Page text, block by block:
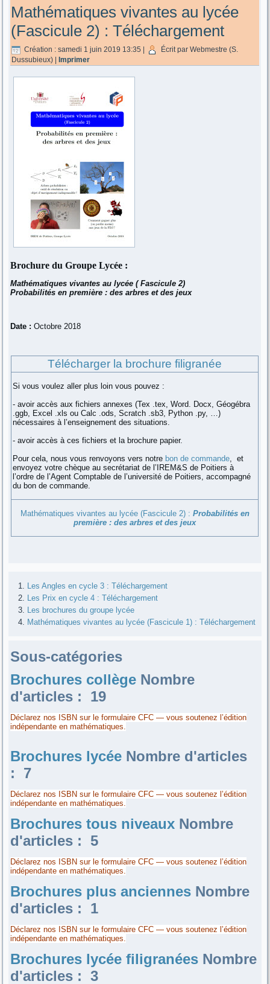
Mathématiques vivantes au lycée
(Fascicule 2) : Téléchargement
Création : samedi 1 juin 2019 13:35 |
Écrit par Webmestre (S.
Dussubieux) |Imprimer
Brochure du Groupe Lycée :
Mathématiques vivantes au lycée ( Fascicule 2)
Probabilités en première : des arbres et des jeux
Date :Octobre 2018
Télécharger la brochure filigranée
Si vous voulez aller plus loin vous pouvez :
- avoir accès aux fichiers annexes (Tex .tex, Word. Docx, Géogébra
.ggb, Excel .xls ou Calc .ods, Scratch .sb3, Python .py, …)
nécessaires à l’enseignement des situations.
- avoir accès à ces fichiers et la brochure papier.
Pour cela, nous vous renvoyons vers notre bon de commande , et
envoyez votre chèque au secrétariat de l’IREM&S de Poitiers à
l’ordre de l’Agent Comptable de l’université de Poitiers, accompagné
du bon de commande.
Mathématiques vivantes au lycée (Fascicule 2) : Probabilités en
première : des arbres et des jeux
Les Angles en cycle 3 : Téléchargement
Les Prix en cycle 4 : Téléchargement
Les brochures du groupe lycée
Mathématiques vivantes au lycée (Fascicule 1) : Téléchargement
Sous-catégories
Brochures collège Nombre
d'articles : 19
Déclarez nos ISBN sur le formulaire CFC — vous soutenez l’édition
indépendante en mathématiques.
Brochures lycée Nombre d'articles
: 7
Déclarez nos ISBN sur le formulaire CFC — vous soutenez l’édition
indépendante en mathématiques.
Brochures tous niveaux Nombre
d'articles : 5
Déclarez nos ISBN sur le formulaire CFC — vous soutenez l’édition
indépendante en mathématiques.
Brochures plus anciennes Nombre
d'articles : 1
Déclarez nos ISBN sur le formulaire CFC — vous soutenez l’édition
indépendante en mathématiques.
Brochures lycée filigranées Nombre
d'articles : 3